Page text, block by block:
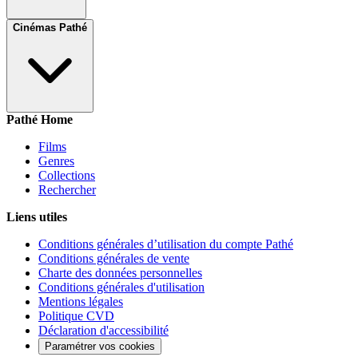
Cinémas Pathé
Pathé Home
Films
Genres
Collections
Rechercher
Liens utiles
Conditions générales d’utilisation du compte Pathé
Conditions générales de vente
Charte des données personnelles
Conditions générales d'utilisation
Mentions légales
Politique CVD
Déclaration d'accessibilité
Paramétrer vos cookies